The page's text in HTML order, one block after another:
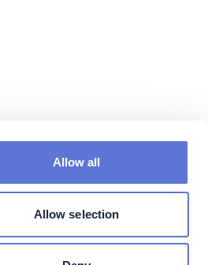
Allow all
Allow selection